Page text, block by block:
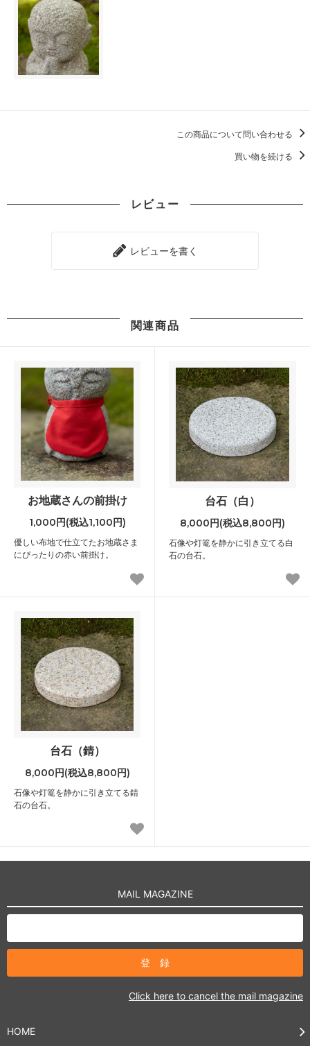
この商品について問い合わせる
買い物を続ける
レビュー
レビューを書く
関連商品
お地蔵さんの前掛け
1,000円(税込1,100円)
優しい布地で仕立てたお地蔵さま
にぴったりの赤い前掛け。
台石（白）
8,000円(税込8,800円)
石像や灯篭を静かに引き立てる白
石の台石。
台石（錆）
8,000円(税込8,800円)
石像や灯篭を静かに引き立てる錆
石の台石。
MAIL MAGAZINE
Click here to cancel the mail magazine
HOME